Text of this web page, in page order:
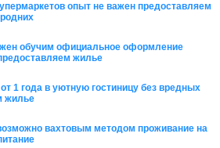
опыт не важен предоставляем
обучим официальное оформление
жилье
1 года в уютную гостиницу без вредных
жилье
вахтовым методом проживание на